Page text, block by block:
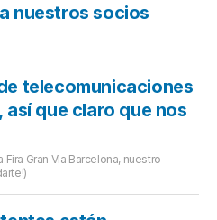
nuestros socios
telecomunicaciones
así que claro que nos
Fira Gran Via Barcelona, nuestro